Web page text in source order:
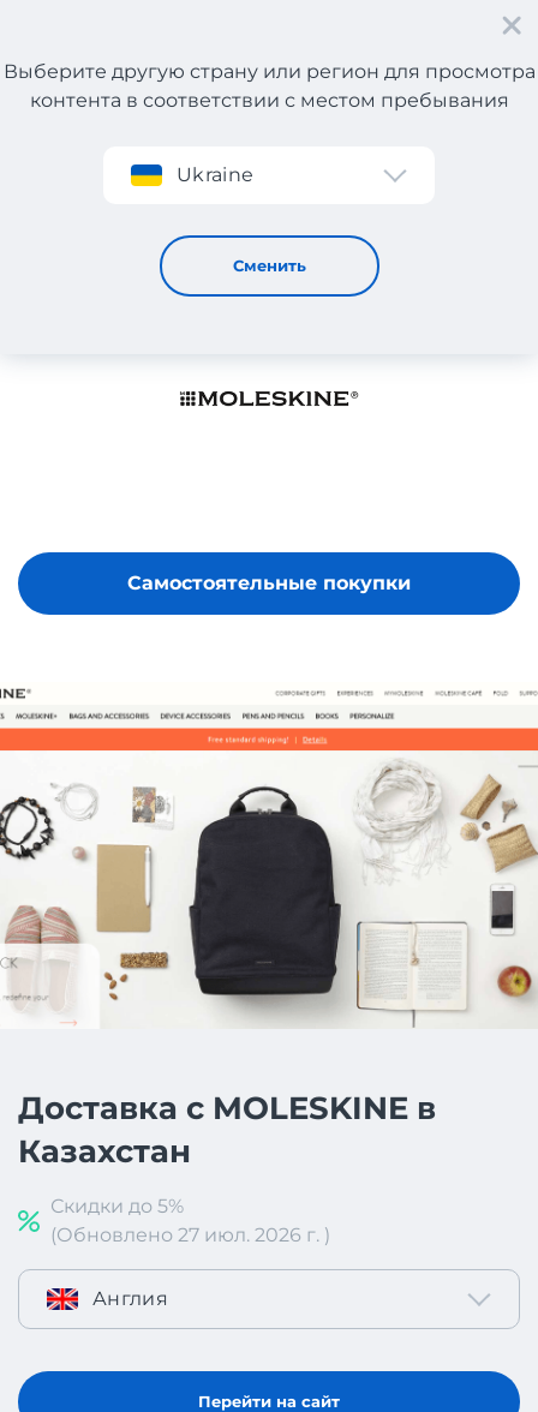
Регистрация
Выберите другую страну или регион для просмотра
контента в соответствии с местом пребывания
Ukraine
Сменить
MOLESKINE
Самостоятельные покупки
Доставка с MOLESKINE в
Казахстан
Скидки до 5%
(Обновлено 27 июл. 2026 г. )
Англия
Перейти на сайт